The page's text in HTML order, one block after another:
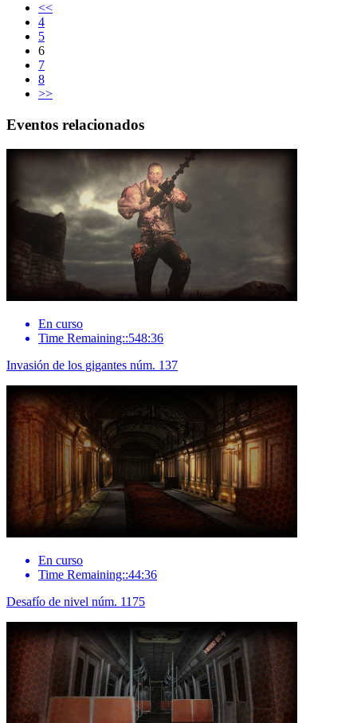
<<
4
5
6
7
8
>>
Eventos relacionados
En curso
Time Remaining::548:36
Invasión de los gigantes núm. 137
En curso
Time Remaining::44:36
Desafío de nivel núm. 1175